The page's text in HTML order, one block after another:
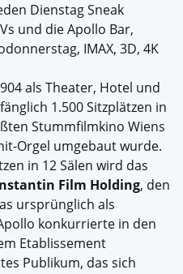
Dienstag Sneak
und die Apollo Bar,
IMAX, 3D, 4K
als Theater, Hotel und
1.500 Sitzplätzen in
Stummfilmkino Wiens
Orgel umgebaut wurde.
in 12 Sälen wird das
Film Holding, den
ursprünglich als
konkurrierte in den
Etablissement
Publikum, das sich